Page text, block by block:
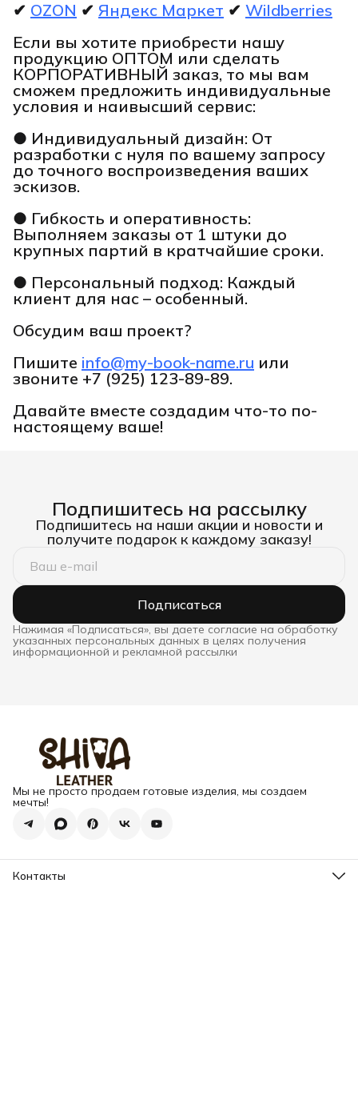
✔ OZON ✔ Яндекс Маркет ✔ Wildberries
Если вы хотите приобрести нашу
продукцию ОПТОМ или сделать
КОРПОРАТИВНЫЙ заказ, то мы вам
сможем предложить индивидуальные
условия и наивысший сервис:
● Индивидуальный дизайн: От
разработки с нуля по вашему запросу
до точного воспроизведения ваших
эскизов.
● Гибкость и оперативность:
Выполняем заказы от 1 штуки до
крупных партий в кратчайшие сроки.
● Персональный подход: Каждый
клиент для нас – особенный.
Обсудим ваш проект?
Пишите info@my-book-name.ru или
звоните +7 (925) 123-89-89.
Давайте вместе создадим что-то по-
настоящему ваше!
Подпишитесь на рассылку
Подпишитесь на наши акции и новости и
получите подарок к каждому заказу!
Подписаться
Нажимая «Подписаться», вы даете согласие на обработку
указанных персональных данных в целях получения
информационной и рекламной рассылки
Мы не просто продаем готовые изделия, мы создаем
мечты!
Контакты